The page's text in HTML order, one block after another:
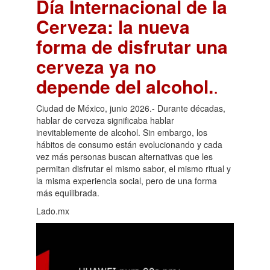
Día Internacional de la
Cerveza: la nueva
forma de disfrutar una
cerveza ya no
depende del alcohol..
Ciudad de México, junio 2026.- Durante décadas,
hablar de cerveza significaba hablar
inevitablemente de alcohol. Sin embargo, los
hábitos de consumo están evolucionando y cada
vez más personas buscan alternativas que les
permitan disfrutar el mismo sabor, el mismo ritual y
la misma experiencia social, pero de una forma
más equilibrada.
Lado.mx